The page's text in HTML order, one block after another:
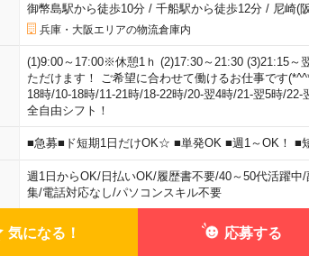
御幣島駅から徒歩10分/ 千船駅から徒歩12分/ 尼崎(
兵庫・大阪エリアの物流倉庫内
(1)9:00～17:00※休憩1ｈ (2)17:30～21:30 (3)21:15
ただけます！ ご希望に合わせて働けるお仕事です
18時/10-18時/11-21時/18-22時/20-翌4時/21-翌5時/
全自由シフト！
■急募■ド短期1日だけOK☆ ■単発OK ■週1～OK！ ■
週1日からOK/日払いOK/履歴書不要/40～50代活躍中/
集/電話対応なし/パソコンスキル不要
気になる！ 応募する